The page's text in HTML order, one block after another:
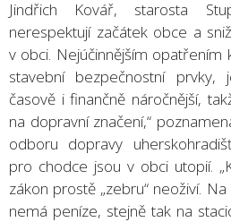
Jindřich Kovář, starosta
nerespektují začátek obce a
v obci. Nejúčinnějším opatřením
stavební bezpečnostní prvky,
časově i finančně náročnější,
na dopravní značení,“
odboru dopravy
pro chodce jsou v obci utopií.
zákon prostě „zebru“ neoživí.
nemá peníze, stejně tak na